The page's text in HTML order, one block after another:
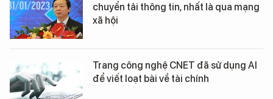
chuyển tải thông tin, nhất là qua mạng
xã hội
Trang công nghệ CNET đã sử dụng AI
để viết loạt bài về tài chính